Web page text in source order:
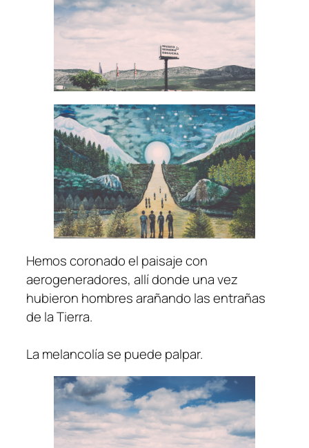
Hemos coronado el paisaje con
aerogeneradores, allí donde una vez
hubieron hombres arañando las entrañas
de la Tierra.
La melancolía se puede palpar.